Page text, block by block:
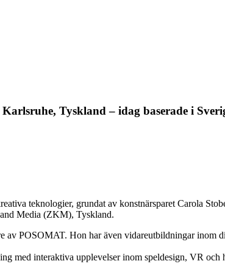
Tyskland – idag baserade i
teknologier, grundat av konstnärsparet Carola
Media (ZKM), Tyskland.
av POSOMAT. Hon har även vidareutbildningar
med interaktiva upplevelser inom speldesign, VR